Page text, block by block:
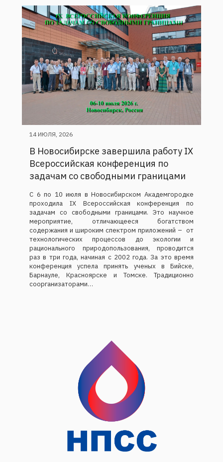
14 ИЮЛЯ, 2026
В Новосибирске завершила работу IX
Всероссийская конференция по
задачам со свободными границами
С 6 по 10 июля в Новосибирском Академгородке
проходила IX Всероссийская конференция по
задачам со свободными границами. Это научное
мероприятие, отличающееся богатством
содержания и широким спектром приложений – от
технологических процессов до экологии и
рационального природопользования, проводится
раз в три года, начиная с 2002 года. За это время
конференция успела принять ученых в Бийске,
Барнауле, Красноярске и Томске. Традиционно
соорганизаторами…